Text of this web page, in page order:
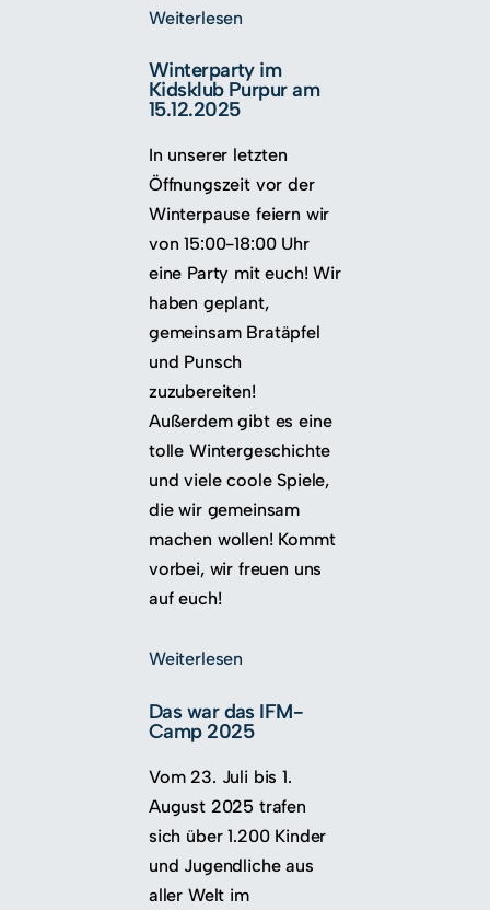
Weiterlesen
Winterparty im
Kidsklub Purpur am
15.12.2025
In unserer letzten
Öffnungszeit vor der
Winterpause feiern wir
von 15:00-18:00 Uhr
eine Party mit euch! Wir
haben geplant,
gemeinsam Bratäpfel
und Punsch
zuzubereiten!
Außerdem gibt es eine
tolle Wintergeschichte
und viele coole Spiele,
die wir gemeinsam
machen wollen! Kommt
vorbei, wir freuen uns
auf euch!
Weiterlesen
Das war das IFM-
Camp 2025
Vom 23. Juli bis 1.
August 2025 trafen
sich über 1.200 Kinder
und Jugendliche aus
aller Welt im